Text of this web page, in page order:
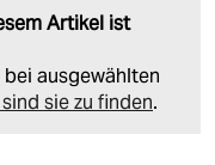
Artikel ist
ausgewählten
sie zu finden.